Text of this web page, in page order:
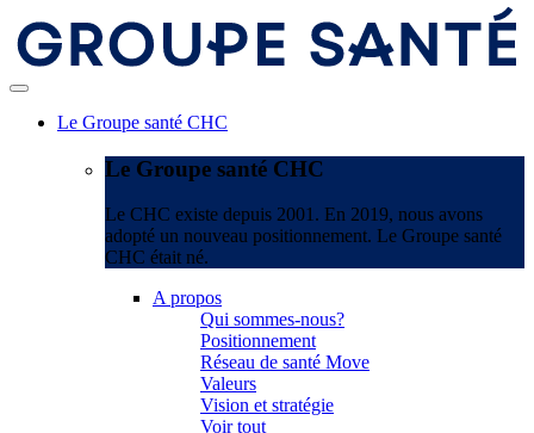
Le Groupe santé CHC
Le Groupe santé CHC
Le CHC existe depuis 2001. En 2019, nous avons
adopté un nouveau positionnement. Le Groupe santé
CHC était né.
A propos
Qui sommes-nous?
Positionnement
Réseau de santé Move
Valeurs
Vision et stratégie
Voir tout